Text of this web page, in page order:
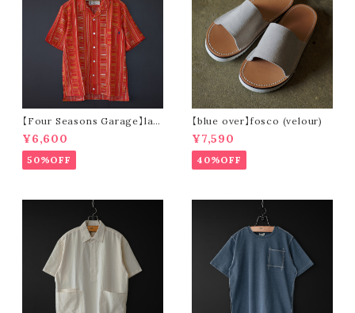
【Four Seasons Garage】lad
der stripe open collar s/s s
hirt (orange)
¥6,600
50%OFF
【blue over】fosco (velour)
¥7,590
40%OFF